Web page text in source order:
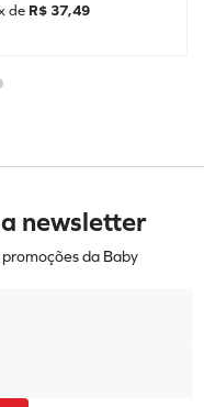
de R$ 37,49
newsletter
da Baby